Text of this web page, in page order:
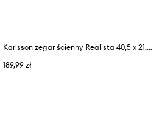
Karlsson zegar ścienny Realista 40,5 x 21,5 x 8,5 cm
189,99 zł